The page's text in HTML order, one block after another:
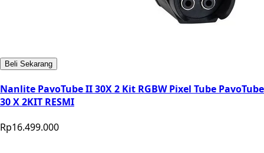
Beli Sekarang
Nanlite PavoTube II 30X 2 Kit RGBW Pixel Tube PavoTube
30 X 2KIT RESMI
Rp16.499.000